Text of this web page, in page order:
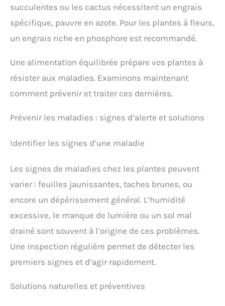
succulentes ou les cactus nécessitent un engrais
spécifique, pauvre en azote. Pour les plantes à fleurs,
un engrais riche en phosphore est recommandé.
Une alimentation équilibrée prépare vos plantes à
résister aux maladies. Examinons maintenant
comment prévenir et traiter ces dernières.
Prévenir les maladies : signes d’alerte et solutions
Identifier les signes d’une maladie
Les signes de maladies chez les plantes peuvent
varier : feuilles jaunissantes, taches brunes, ou
encore un dépérissement général. L’humidité
excessive, le manque de lumière ou un sol mal
drainé sont souvent à l’origine de ces problèmes.
Une inspection régulière permet de détecter les
premiers signes et d’agir rapidement.
Solutions naturelles et préventives